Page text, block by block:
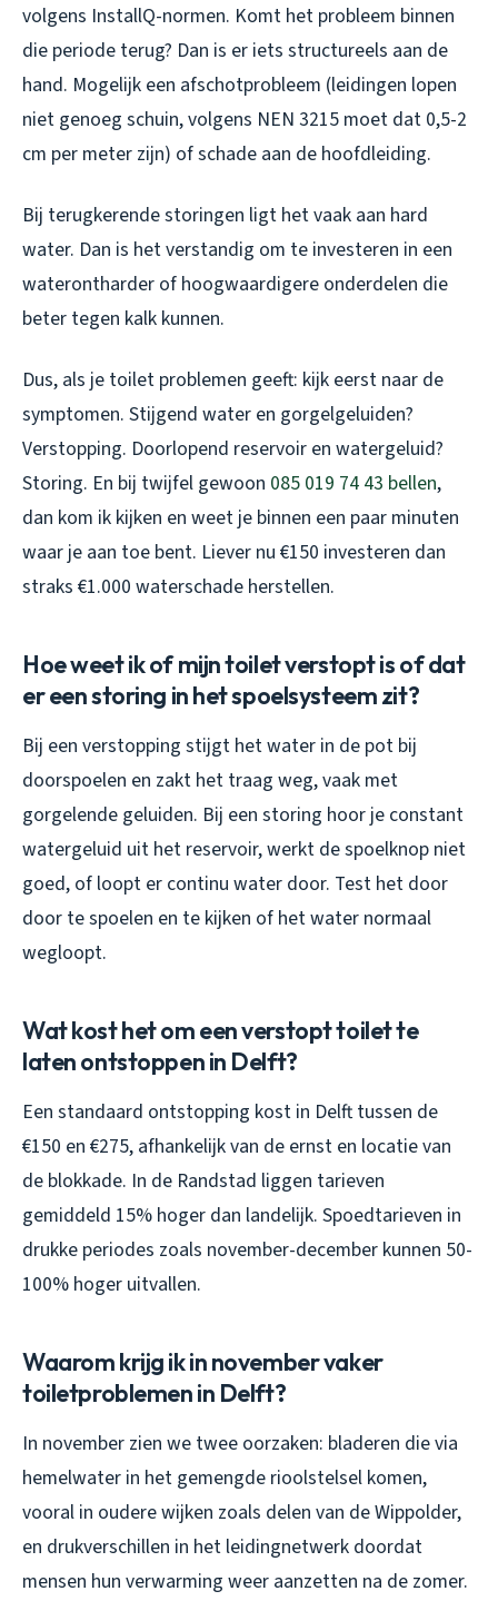
volgens InstallQ-normen. Komt het probleem binnen
die periode terug? Dan is er iets structureels aan de
hand. Mogelijk een afschotprobleem (leidingen lopen
niet genoeg schuin, volgens NEN 3215 moet dat 0,5-2
cm per meter zijn) of schade aan de hoofdleiding.
Bij terugkerende storingen ligt het vaak aan hard
water. Dan is het verstandig om te investeren in een
waterontharder of hoogwaardigere onderdelen die
beter tegen kalk kunnen.
Dus, als je toilet problemen geeft: kijk eerst naar de
symptomen. Stijgend water en gorgelgeluiden?
Verstopping. Doorlopend reservoir en watergeluid?
Storing. En bij twijfel gewoon 085 019 74 43 bellen,
dan kom ik kijken en weet je binnen een paar minuten
waar je aan toe bent. Liever nu €150 investeren dan
straks €1.000 waterschade herstellen.
Hoe weet ik of mijn toilet verstopt is of dat
er een storing in het spoelsysteem zit?
Bij een verstopping stijgt het water in de pot bij
doorspoelen en zakt het traag weg, vaak met
gorgelende geluiden. Bij een storing hoor je constant
watergeluid uit het reservoir, werkt de spoelknop niet
goed, of loopt er continu water door. Test het door
door te spoelen en te kijken of het water normaal
wegloopt.
Wat kost het om een verstopt toilet te
laten ontstoppen in Delft?
Een standaard ontstopping kost in Delft tussen de
€150 en €275, afhankelijk van de ernst en locatie van
de blokkade. In de Randstad liggen tarieven
gemiddeld 15% hoger dan landelijk. Spoedtarieven in
drukke periodes zoals november-december kunnen 50-
100% hoger uitvallen.
Waarom krijg ik in november vaker
toiletproblemen in Delft?
In november zien we twee oorzaken: bladeren die via
hemelwater in het gemengde rioolstelsel komen,
vooral in oudere wijken zoals delen van de Wippolder,
en drukverschillen in het leidingnetwerk doordat
mensen hun verwarming weer aanzetten na de zomer.